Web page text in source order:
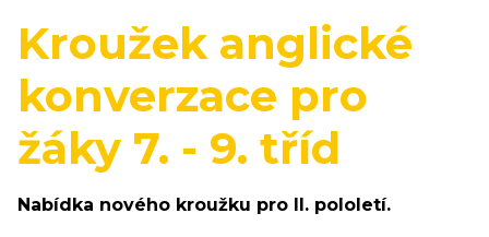
Sázavou
Kroužek anglické
konverzace pro
žáky 7. - 9. tříd
Nabídka nového kroužku pro II. pololetí.